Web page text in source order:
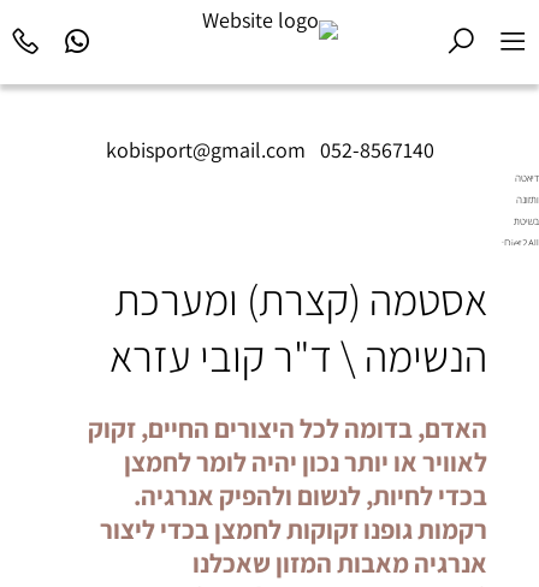
kobisport@gmail.com 052-8567140
דיאטה
ותזונה
בשיטת
Diet2All:
אסטמה (קצרת) ומערכת
הנשימה \ ד"ר קובי עזרא
האדם, בדומה לכל היצורים החיים, זקוק
לאוויר או יותר נכון יהיה לומר לחמצן
בכדי לחיות, לנשום ולהפיק אנרגיה.
רקמות גופנו זקוקות לחמצן בכדי ליצור
אנרגיה מאבות המזון שאכלנו